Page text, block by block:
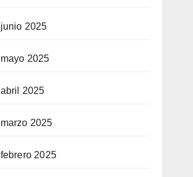
junio 2025
mayo 2025
abril 2025
marzo 2025
febrero 2025